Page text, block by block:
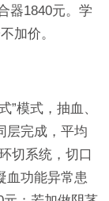
器1840元。学
加价。
”模式，抽血、
层完成，平均
切系统，切口
血功能异常患